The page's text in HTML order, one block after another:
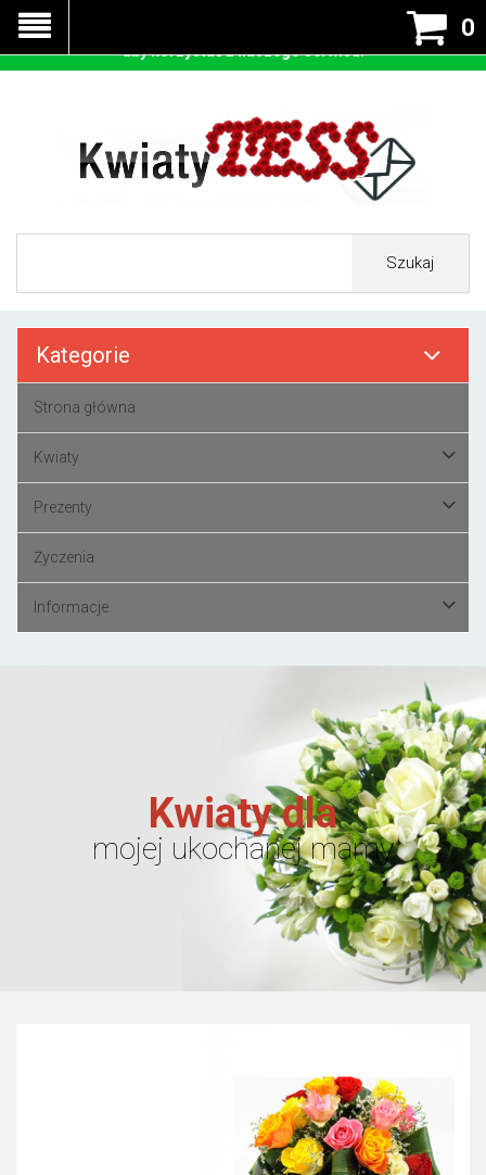
0
Szukaj
Kategorie
Strona główna
Kwiaty
Prezenty
Życzenia
Informacje
Kwiaty dla
mojej ukochanej mamy
Nasza strona korzysta z cookies - czyli tzw ciastek w celu
prawidłowego działania. Zaakceptuj przyjmowanie cookies
aby korzystać z naszego serwisu.